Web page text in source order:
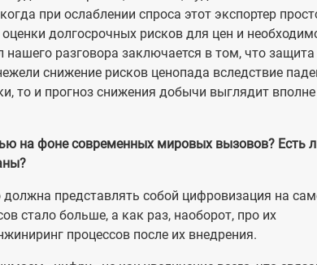
при ослаблении спроса этот экспортер
долгосрочных рисков для цен и
разговора заключается в том, что защита
снижение рисков ценопада вследствие
то и прогноз снижения добычи выглядит вполне
на фоне современных мировых вызовов? Есть
представлять собой цифровизация на
стало больше, а как раз, наоборот, про их
процессов после их внедрения.